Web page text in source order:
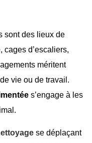
sont des lieux de
cages d’escaliers,
méritent
vie ou de travail.
s’engage à les
se déplaçant